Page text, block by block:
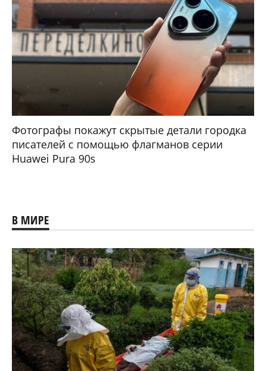
Фотографы покажут скрытые детали городка
писателей с помощью флагманов серии
Huawei Pura 90s
В МИРЕ